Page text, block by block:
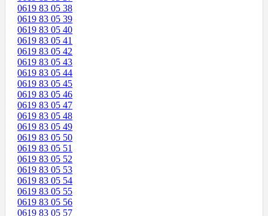
0619 83 05 38
0619 83 05 39
0619 83 05 40
0619 83 05 41
0619 83 05 42
0619 83 05 43
0619 83 05 44
0619 83 05 45
0619 83 05 46
0619 83 05 47
0619 83 05 48
0619 83 05 49
0619 83 05 50
0619 83 05 51
0619 83 05 52
0619 83 05 53
0619 83 05 54
0619 83 05 55
0619 83 05 56
0619 83 05 57